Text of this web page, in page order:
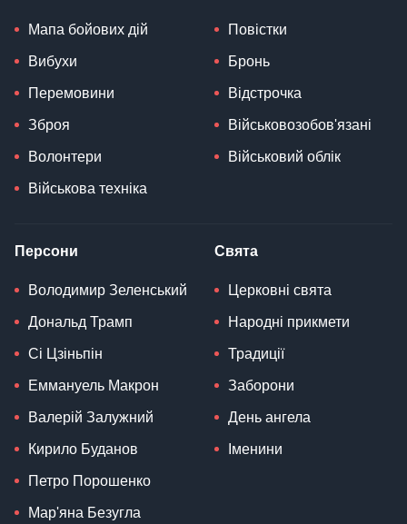
Мапа бойових дій
Вибухи
Перемовини
Зброя
Волонтери
Військова техніка
Повістки
Бронь
Відстрочка
Військовозобов'язані
Військовий облік
Персони
Володимир Зеленський
Дональд Трамп
Сі Цзіньпін
Еммануель Макрон
Валерій Залужний
Кирило Буданов
Петро Порошенко
Мар'яна Безугла
Свята
Церковні свята
Народні прикмети
Традиції
Заборони
День ангела
Іменини